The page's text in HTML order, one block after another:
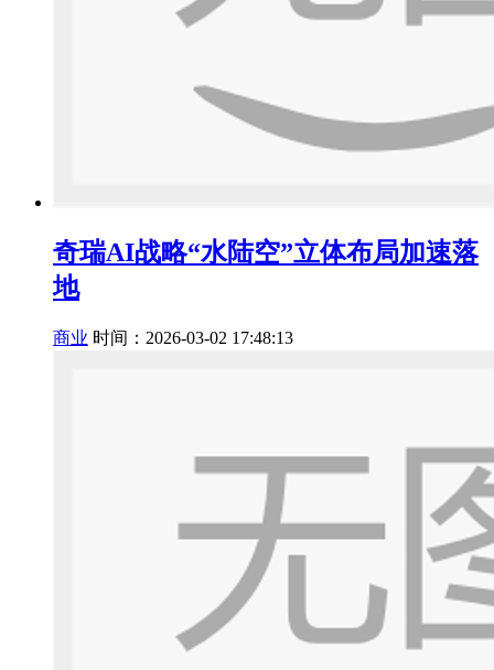
奇瑞AI战略“水陆空”立体布局加速落
地
商业 时间：2026-03-02 17:48:13